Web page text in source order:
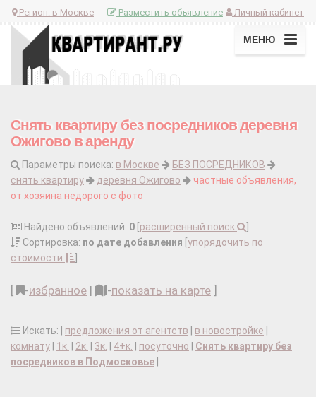
Регион: в Москве Личный кабинет
Разместить объявление
МЕНЮ
Снять квартиру без посредников деревня
Ожигово в аренду
Параметры поиска: в Москве
БЕЗ ПОСРЕДНИКОВ
снять квартиру
деревня Ожигово
частные объявления,
от хозяина недорого с фото
Найдено объявлений: 0 расширенный поиск
Сортировка: по дате добавления упорядочить по
стоимости
-избранное | -показать на карте
Искать: | предложения от агентств в новостройке
комнату
1к. 2к. 3к. 4+к. посуточно
Снять квартиру без
посредников в Подмосковье